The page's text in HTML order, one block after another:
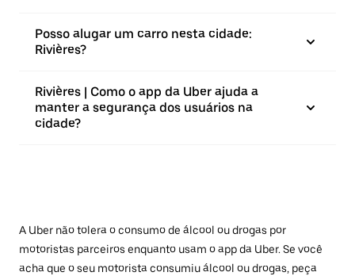
Posso alugar um carro nesta cidade:
Rivières?
Rivières | Como o app da Uber ajuda a
manter a segurança dos usuários na
cidade?
A Uber não tolera o consumo de álcool ou drogas por
motoristas parceiros enquanto usam o app da Uber. Se você
acha que o seu motorista consumiu álcool ou drogas, peça